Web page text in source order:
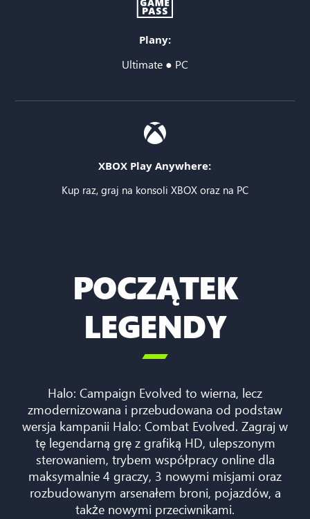
Plany:
Ultimate ● PC
XBOX Play Anywhere:
Kup raz, graj na konsoli XBOX oraz na PC
POCZĄTEK
LEGENDY

Halo: Campaign Evolved to wierna, lecz
zmodernizowana i przebudowana od podstaw
wersja kampanii Halo: Combat Evolved. Zagraj w
tę legendarną grę z grafiką HD, ulepszonym
sterowaniem, trybem współpracy online dla
maksymalnie 4 graczy, 3 nowymi misjami oraz
rozbudowanym arsenałem broni, pojazdów, a
także nowymi przeciwnikami.